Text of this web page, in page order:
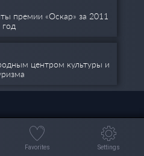
премии «Оскар» за 2011
год
центром культуры и
Favorites Settings